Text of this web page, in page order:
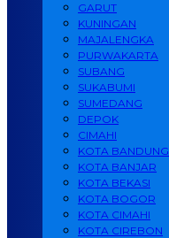
GARUT
KUNINGAN
MAJALENGKA
PURWAKARTA
SUBANG
SUKABUMI
SUMEDANG
DEPOK
CIMAHI
KOTA BANDUNG
KOTA BANJAR
KOTA BEKASI
KOTA BOGOR
KOTA CIMAHI
KOTA CIREBON